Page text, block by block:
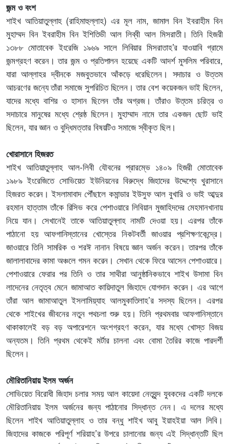
জন্ম ও বংশ
শাইখ আতিয়াতুল্লাহ (রাহিমাহুল্লাহ) এর মূল নাম, জামাল বিন ইবরাহীম বিন
মুহাম্মদ বিন ইবরাহীম বিন ইশিতিভী আল লিব্বী আল মিসরাতী। তিনি হিজরী
১৩৮৮ মোতাবেক ইংরেজি ১৯৬৯ সালে লিবিয়ার মিসরাতাহ’র যাওয়াবি গ্রামে
জন্মগ্রহণ করেন। তার জন্ম ও প্রতিপালন হয়েছে একটি আদর্শ মুসলিম পরিবারে,
যারা আল্লাহর দ্বীনকে মজবুতভাবে আঁকড়ে ধরেছিলেন। সদাচার ও উত্তম
আচরণের জন্যে তাঁরা সমাজে সুপরিচিত ছিলেন। তার বেশ কয়েকজন ভাই ছিলেন,
যাদের মধ্যে বাশির ও হাসান ছিলেন তাঁর অগ্রজ। তাঁরাও উত্তম চরিত্র ও
সদাচারে মানুষের মধ্যে শ্রেষ্ঠ ছিলেন। মুহাম্মাদ নামে তার একজন ছোট ভাই
ছিলেন, যার জ্ঞান ও বুদ্ধিমত্তার বিষয়টিও সমাজে স্বীকৃত ছিল।
খোরাসানে হিজরত
শাইখ আতিয়াতুল্লাহ আল-লিবী যৌবনের প্রারম্ভে ১৪০৯ হিজরী মোতাবেক
১৯৮৯ ইংরেজিতে সোভিয়েত ইউনিয়নের বিরুদ্ধে জিহাদের উদ্দেশ্যে খুরাসানে
হিজরত করেন। ইসলামাবাদ পৌঁছালে কমান্ডার ইউসুফ আল বুখারি ও ভাই আব্দুর
রহমান হাত্তাম তাঁকে রিসিভ করে পেশাওয়ারে লিবিয়ান মুজাহিদদের মেহমানখানায়
নিয়ে যান। সেখানেই তাকে আতিয়াতুল্লাহ নামটি দেওয়া হয়। এরপর তাঁকে
পাঠানো হয় আফগানিস্তানের খোস্তের নিকটবর্তী জাওয়ার প্রশিক্ষণকেন্দ্রে।
জাওয়ারে তিনি সামরিক ও শরঈ নানান বিষয়ে জ্ঞান অর্জন করেন। তারপর তাঁকে
জালালাবাদের কামা অঞ্চলে গমন করেন। সেখান থেকে ফিরে আসেন পেশাওয়ারে।
পেশাওয়ারে ফেরার পর তিনি ও তার সাথীরা আনুষ্ঠানিকভাবে শাইখ উসামা বিন
লাদেনের নেতৃত্ব মেনে জামাআত কায়িদাতুল জিহাদে যোগদান করেন। এর আগে
তাঁরা আল জামাআতুল ইসলামিয়্যাহ আলমুকাতিলাহ’র সদস্য ছিলেন। এরপর
থেকে শাইখের জীবনের নতুন পথচলা শুরু হয়। তিনি প্রথমবার আফগানিস্তানে
থাকাকালেই বড় বড় অপারেশনে অংশগ্রহণ করেন, যার মধ্যে খোস্ত বিজয়
অন্যতম। তিনি প্রথম থেকেই মর্টার চালনা এবং বোমা তৈরির কাজে পারদর্শী
ছিলেন।
মৌরিতানিয়ায় ইলম অর্জন
সোভিয়েত বিরোধী জিহাদ চলার সময় আল কায়েদা নেতৃবৃন্দ যুবকদের একটি দলকে
মৌরিতানিয়ায় ইলম অর্জনের জন্য পাঠানোর সিদ্ধান্ত নেন। এ দলের মধ্যে
ছিলেন শাইখ আতিয়াতুল্লাহ ও তার বন্ধু শাইখ আবু ইয়াহইয়া আল লিবি।
জিহাদের কাজকে পরিপূর্ণ শরিয়াহ’র উপরে চালানোর জন্য এই সিদ্ধান্তটি ছিল